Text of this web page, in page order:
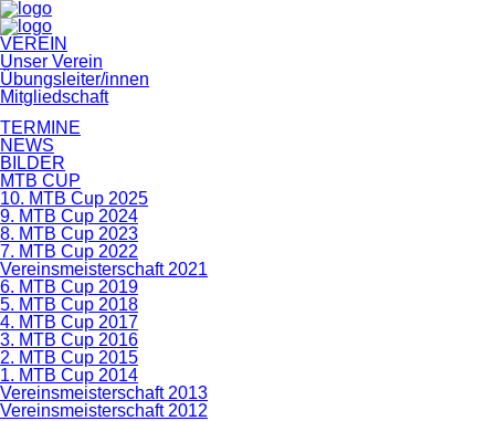
Navigation
überspringen
VEREIN
Unser Verein
Übungsleiter/innen
Mitgliedschaft
TERMINE
NEWS
BILDER
MTB CUP
10. MTB Cup 2025
9. MTB Cup 2024
8. MTB Cup 2023
7. MTB Cup 2022
Vereinsmeisterschaft 2021
6. MTB Cup 2019
5. MTB Cup 2018
4. MTB Cup 2017
3. MTB Cup 2016
2. MTB Cup 2015
1. MTB Cup 2014
Vereinsmeisterschaft 2013
Vereinsmeisterschaft 2012